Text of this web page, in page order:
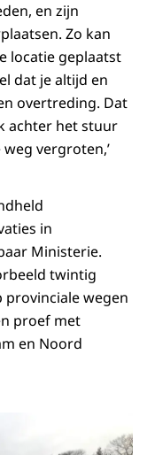
en zijn
Zo kan
locatie geplaatst
dat je altijd en
overtreding. Dat
achter het stuur
vergroten,’
in
Ministerie.
twintig
wegen
proef met
en Noord
telefoongebruik achter